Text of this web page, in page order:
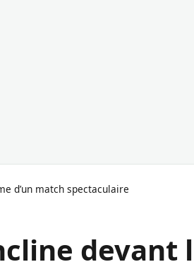
d’un match spectaculaire
devant